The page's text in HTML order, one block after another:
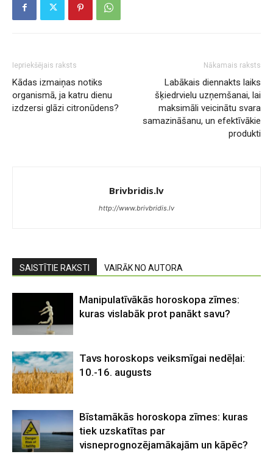
Iepriekšējais raksts
Kādas izmaiņas notiks
organismā, ja katru dienu
izdzersi glāzi citronūdens?
Nākamais raksts
Labākais diennakts laiks
šķiedrvielu uzņemšanai, lai
maksimāli veicinātu svara
samazināšanu, un efektīvākie
produkti
Brivbridis.lv
http://www.brivbridis.lv
SAISTĪTIE RAKSTI VAIRĀK NO AUTORA
Manipulatīvākās horoskopa zīmes:
kuras vislabāk prot panākt savu?
Tavs horoskops veiksmīgai nedēļai:
10.-16. augusts
Bīstamākās horoskopa zīmes: kuras
tiek uzskatītas par
visneprognozējamākajām un kāpēc?